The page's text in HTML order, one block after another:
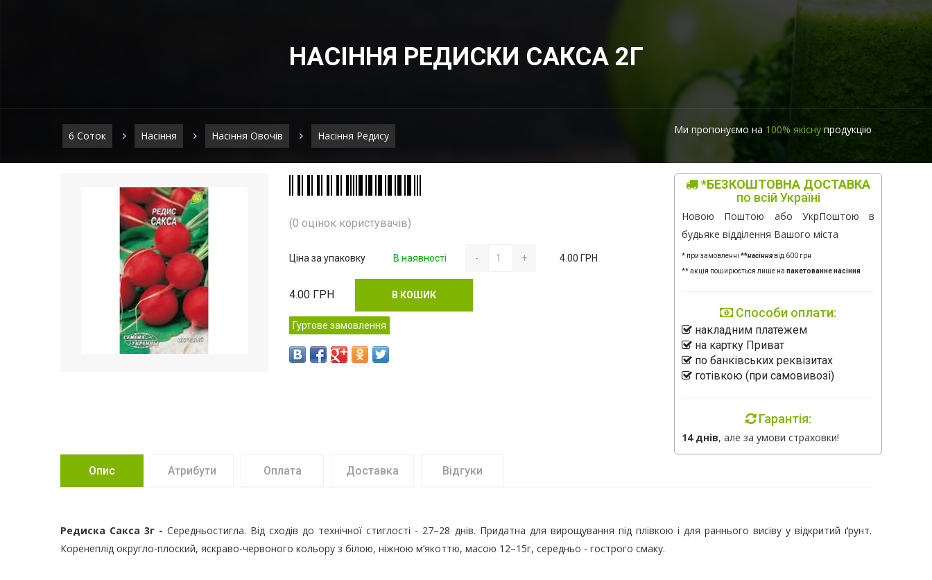
НАСІННЯ РЕДИСКИ САКСА 2Г
6 Соток Насіння Насіння Овочів Насіння Редису Ми пропонуємо на 100% якісну продукцію
(0 оцінок користувачів)
Ціна за упаковку В наявності - + 4.00 ГРН
4.00 ГРН В КОШИК
Гуртове замовлення
*БЕЗКОШТОВНА ДОСТАВКА
по всій Україні
Новою Поштою або УкрПоштою в
будьяке відділення Вашого міста
* при замовленні **насіннявід 600 грн
** акція поширюється лише на пакетованне насіння
Способи оплати:
накладним платежем
на картку Приват
по банківських реквізитах
готівкою (при самовивозі)
Гарантія:
14 днів, але за умови страховки!
Опис Атрибути Оплата Доставка Відгуки
Редиска Сакса 3г -Середньостигла. Від сходів до технічної стиглості - 27–28 днів. Придатна для вирощування під плівкою і для раннього висіву у відкритий ґрунт.
Коренеплід округло-плоский, яскраво-червоного кольору з білою, ніжною м’якоттю, масою 12–15г, середньо - гострого смаку.